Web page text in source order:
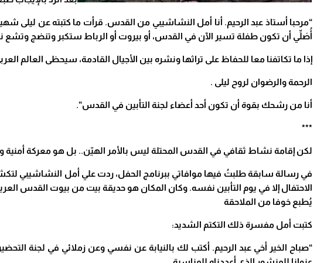
“
أُصَلِّي أن تكون طفلة تسير الآن في القدس، أو بيروت أو الرباط ستكبر وتنضج وتشع
إذا ما تكاتفنا معا للحفاظ على تراثها ونشره بين الأجيال القادمة، سيحظى العالم
الرحمة والرضوان لروح ليلى .
أنا من رشحك بقوة أن تكون أحد أعضاء لجنة التأبين في القدس”.
***
لكن إقامة نشاط ثقافي في القدس المحتلة ليس بالأمر الهيّن.. بل هو معركة
في رسالة سابقة طلبتُ فيها موافاتي ببرنامج الحفل، ردت علي أمل النشاشيبي
الاحتفال إلا في يوم التأبين نفسه. وكان المكان هو حديقة بيت من بيوت القدس
يُطبع خوفا من الملاحقة
كتبت أمل مفسرة ذلك التكتم الشديد:
“صباح الخير أخي عبد الرحيم. أكتب لك بالنيابة عن نفسي وعن زملائي في لجنة